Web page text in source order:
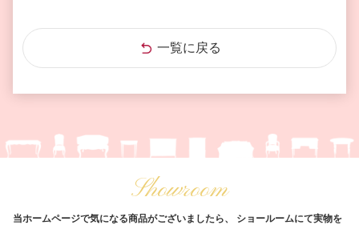
一覧に戻る
Showroom
当ホームページで気になる商品がございましたら、
ショールームにて実物を